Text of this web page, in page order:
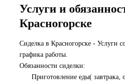
Услуги и
Красногорске
Сиделка в Красногорске - Услуги
графика работы.
Обязанности сиделки:
Приготовление еды(